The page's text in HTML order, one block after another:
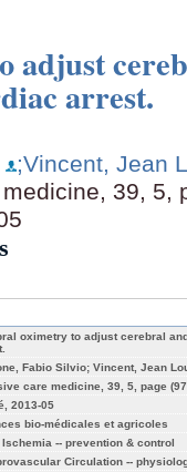
adjust
arrest.
;Vincent, Jean
39, 5,
oximetry to adjust cerebral
Fabio Silvio; Vincent, Jean
care medicine, 39, 5, page
2013-05
bio-médicales et agricoles
-- prevention & control
Circulation --